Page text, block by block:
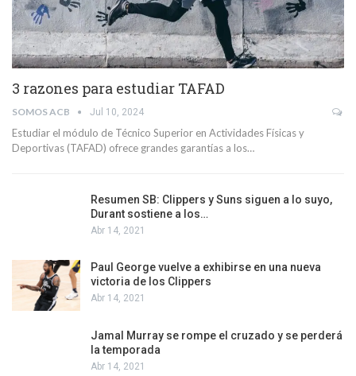
3 razones para estudiar TAFAD
SOMOS ACB Jul 10, 2024
Estudiar el módulo de Técnico Superior en Actividades Físicas y
Deportivas (TAFAD) ofrece grandes garantías a los…
Resumen SB: Clippers y Suns siguen a lo suyo,
Durant sostiene a los…
Abr 14, 2021
Paul George vuelve a exhibirse en una nueva
victoria de los Clippers
Abr 14, 2021
Jamal Murray se rompe el cruzado y se perderá
la temporada
Abr 14, 2021